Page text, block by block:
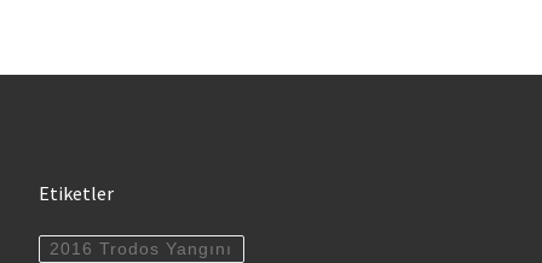
Etiketler
2016 Trodos Yangını